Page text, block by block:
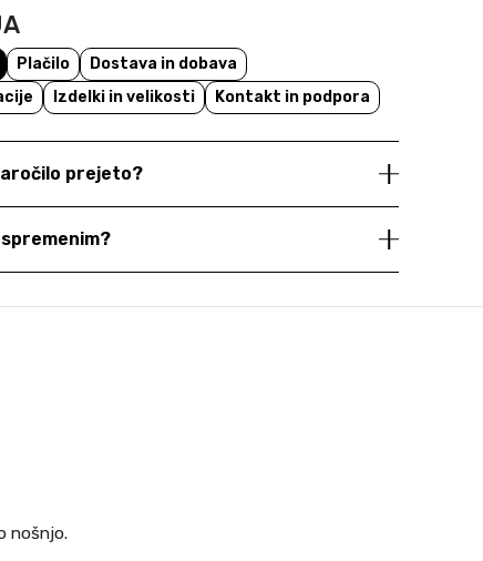
Plačilo
Dostava in dobava
Izdelki in velikosti Kontakt in podpora
prejeto?
nošnjo.